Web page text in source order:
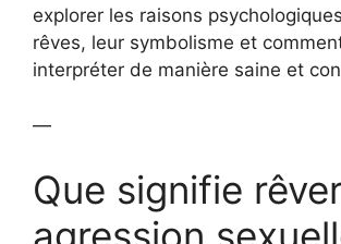
explorer les raisons
rêves, leur symbolisme et
interpréter de manière saine et
—
Que signifie